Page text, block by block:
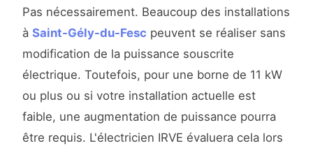
Pas nécessairement. Beaucoup des installations
à Saint-Gély-du-Fesc peuvent se réaliser sans
modification de la puissance souscrite
électrique. Toutefois, pour une borne de 11 kW
ou plus ou si votre installation actuelle est
faible, une augmentation de puissance pourra
être requis. L'électricien IRVE évaluera cela lors